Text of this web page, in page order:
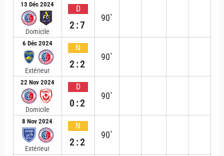
13 Déc 2024
Domicile
D
2:7
90`
6 Déc 2024
Extérieur
N
2:2
90`
22 Nov 2024
Domicile
D
0:2
90`
8 Nov 2024
Extérieur
N
2:2
90`